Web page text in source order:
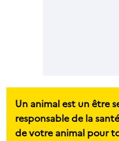
Un animal est un être
responsable de la
de votre animal pour